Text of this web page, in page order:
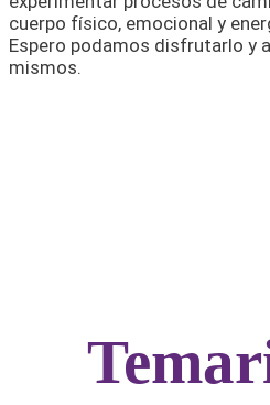
cuerpo físico, emocional y
Espero podamos disfrutarlo y
mismos.